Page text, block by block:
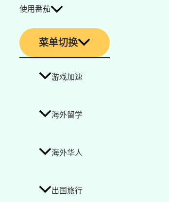
使用番茄
菜单切换
游戏加速
海外留学
海外华人
出国旅行